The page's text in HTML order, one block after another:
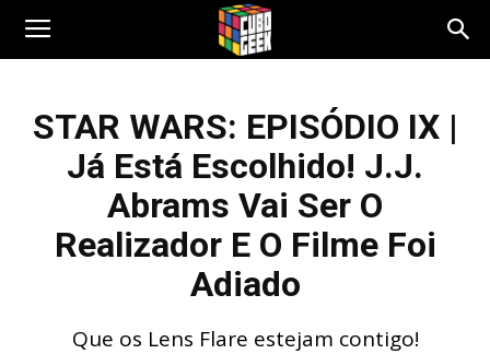
STAR WARS: EPISÓDIO IX |
Já Está Escolhido! J.J.
Abrams Vai Ser O
Realizador E O Filme Foi
Adiado
Que os Lens Flare estejam contigo!